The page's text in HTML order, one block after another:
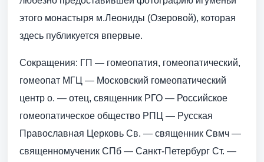
этого монастыря м.Леониды (Озеровой), которая
здесь публикуется впервые.
Сокращения: ГП — гомеопатия, гомеопатический,
гомеопат МГЦ — Московский гомеопатический
центр о. — отец, священник РГО — Российское
гомеопатическое общество РПЦ — Русская
Православная Церковь Св. — священник Свмч —
священномученик СПб — Санкт-Петербург Ст. —